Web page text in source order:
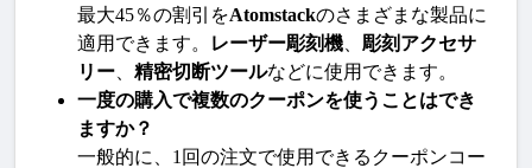
最大45％の割引をAtomstackのさまざまな製品に
適用できます。
レーザー彫刻機
彫刻アクセサ
リー
精密切断ツールなどに使用できます。
一度の購入で複数のクーポンを使うことはでき
ますか？
一般的に、1回の注文で使用できるクーポンコー